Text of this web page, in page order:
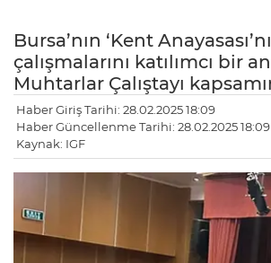
Bursa’nın ‘Kent
çalışmalarını katılımcı bir
Muhtarlar Çalıştayı
Haber Giriş Tarihi: 28.02.2025 18:09
Haber Güncellenme Tarihi: 28.02.2025 18:09
Kaynak: IGF